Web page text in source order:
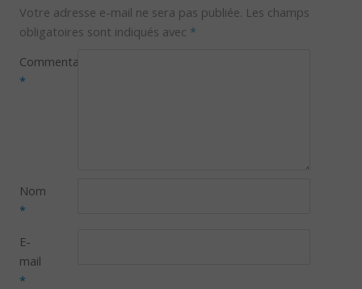
Votre adresse e-mail ne sera pas publiée. Les champs
obligatoires sont indiqués avec *
Commentaire
*
Nom
*
E-
mail
*